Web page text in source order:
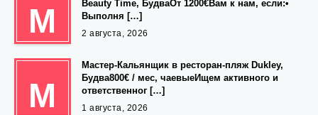
М
Beauty Time, БудваОт 1200€Вам к нам, если:•
Выполня […]
2 августа, 2026
М
Мастер-Кальянщик в ресторан-пляж Dukley,
Будва800€ / мес, чаевыеИщем активного и
ответственног […]
1 августа, 2026